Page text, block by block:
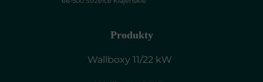
Produkty
Wallboxy 11/22 kW